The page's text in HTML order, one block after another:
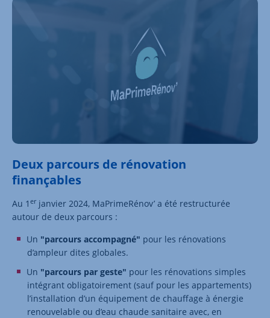
Deux parcours de rénovation
finançables
Au 1 erjanvier 2024, MaPrimeRénov’ a été restructurée
autour de deux parcours :
Un "parcours accompagné" pour les rénovations
d’ampleur dites globales.
Un "parcours par geste" pour les rénovations simples
intégrant obligatoirement (sauf pour les appartements)
l’installation d’un équipement de chauffage à énergie
renouvelable ou d’eau chaude sanitaire avec, en